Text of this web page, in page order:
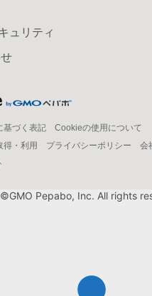
ュリティ
基づく表記
Cookieの使用について
得・利用
プライバシーポリシー 会
©GMO Pepabo, Inc. All rights